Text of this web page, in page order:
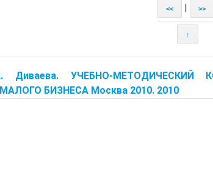
<< >>
↑
Диваева. УЧЕБНО-
БИЗНЕСА Москва 2010. 2010